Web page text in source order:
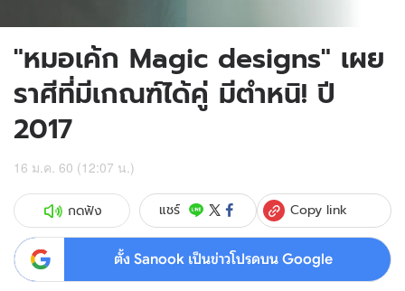
"หมอเค้ก Magic designs" เผย
ราศีที่มีเกณฑ์ได้คู่ มีตำหนิ! ปี
2017
16 ม.ค. 60 (12:07 น.)
กดฟัง แชร์ Copy link
ตั้ง Sanook เป็นข่าวโปรดบน Google